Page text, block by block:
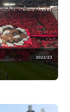
2022/23